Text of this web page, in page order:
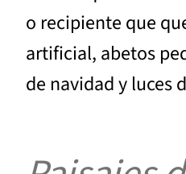
o recipiente que
artificial, abetos
de navidad y luces